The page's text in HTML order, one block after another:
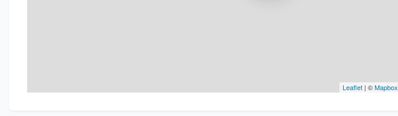
Leaflet | ©Mapbox